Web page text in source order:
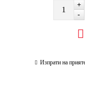
+
-
Изпрати на